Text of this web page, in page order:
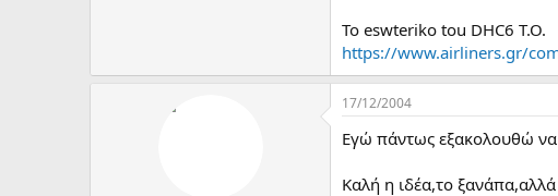
To eswteriko tou DHC6 T.O.
https://www.airliners.gr/
17/12/2004
Εγώ πάντως εξακολουθώ να
Καλή η ιδέα,το ξανάπα,αλλά